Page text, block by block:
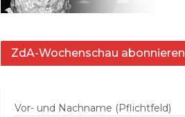
ZdA-Wochenschau abonnieren
Vor- und Nachname (Pflichtfeld)